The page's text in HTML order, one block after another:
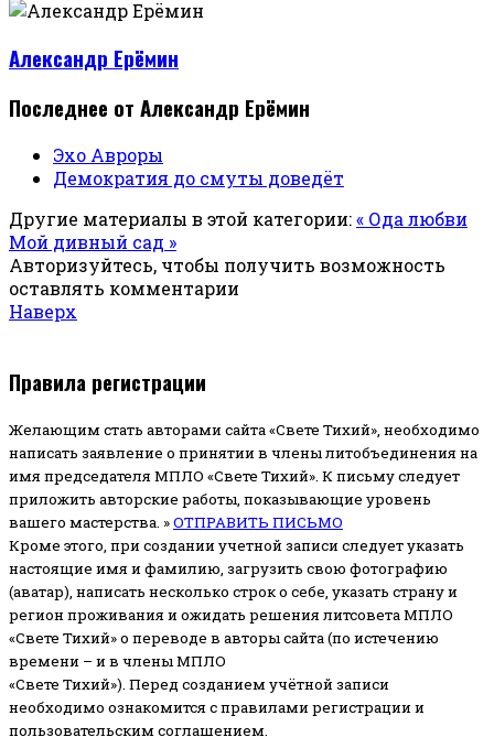
Александр Ерёмин
Последнее от Александр Ерёмин
Эхо Авроры
Демократия до смуты доведёт
Другие материалы в этой категории:« Ода любви
Мой дивный сад »
Авторизуйтесь, чтобы получить возможность
оставлять комментарии
Наверх
Правила регистрации
Желающим стать авторами сайта «Свете Тихий», необходимо
написать заявление о принятии в члены литобъединения на
имя председателя МПЛО «Свете Тихий». К письму следует
приложить авторские работы, показывающие уровень
вашего мастерства. »ОТПРАВИТЬ ПИСЬМО
Кроме этого, при создании учетной записи следует указать
настоящие имя и фамилию, загрузить свою фотографию
(аватар), написать несколько строк о себе, указать страну и
регион проживания и ожидать решения литсовета МПЛО
«Свете Тихий» о переводе в авторы сайта (по истечению
времени – и в члены МПЛО
«Свете Тихий»). Перед созданием учётной записи
необходимо ознакомится с правилами регистрации и
пользовательским соглашением.